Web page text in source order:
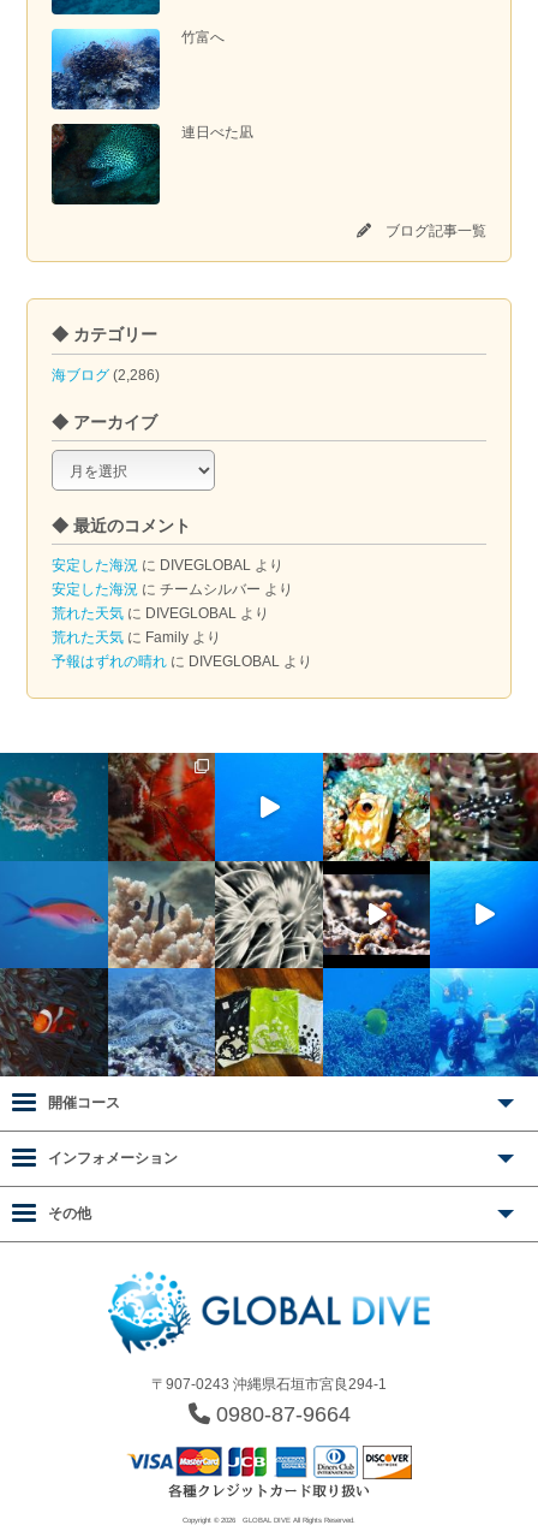
竹富へ
連日べた凪
ブログ記事一覧
◆ カテゴリー
海ブログ (2,286)
◆ アーカイブ
◆
ア
カ
イ
ブ
◆ 最近のコメント
安定した海況 に DIVEGLOBAL より
安定した海況 にチームシルバー より
荒れた天気 に DIVEGLOBAL より
荒れた天気 に Family より
予報はずれの晴れ に DIVEGLOBAL より
〒907-0243 沖縄県石垣市宮良294-1
0980-87-9664
開催コース
インフォメーション
その他
Copyright © 2026 GLOBAL DIVE All Rights Reserved.